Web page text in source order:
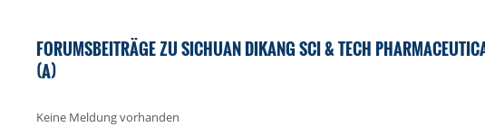
FORUMSBEITRÄGE ZU SICHUAN DIKANG SCI & TECH
(A)
Keine Meldung vorhanden